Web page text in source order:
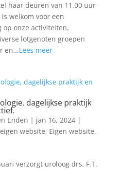
haar deuren van 11.00 uur
welkom voor een
onze activiteiten,
lotgenoten groepen
en...Lees meer
dagelijkse praktijk
Enden | jan 16, 2024|
website, Eigen website,
verzorgt uroloog drs. F.T.